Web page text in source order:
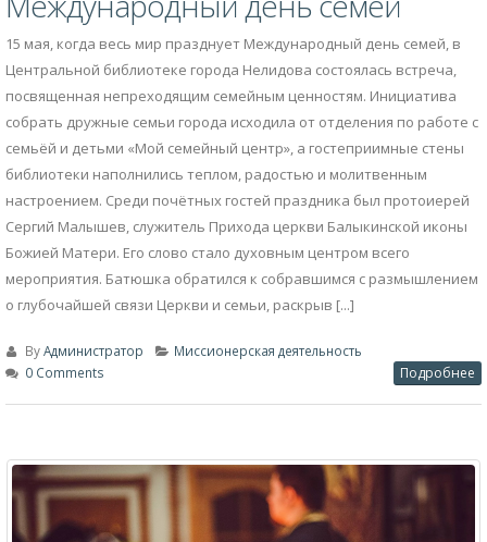
22
«Семья – малая Церковь»: в
Нелидове отметили
Международный день семей
15 мая, когда весь мир празднует Международный день семей, в
Центральной библиотеке города Нелидова состоялась встреча,
посвященная непреходящим семейным ценностям. Инициатива
библиотеки наполнились теплом, радостью и молитвенным
настроением. Среди почётных гостей праздника был протоиерей
Сергий Малышев, служитель Прихода церкви Балыкинской иконы